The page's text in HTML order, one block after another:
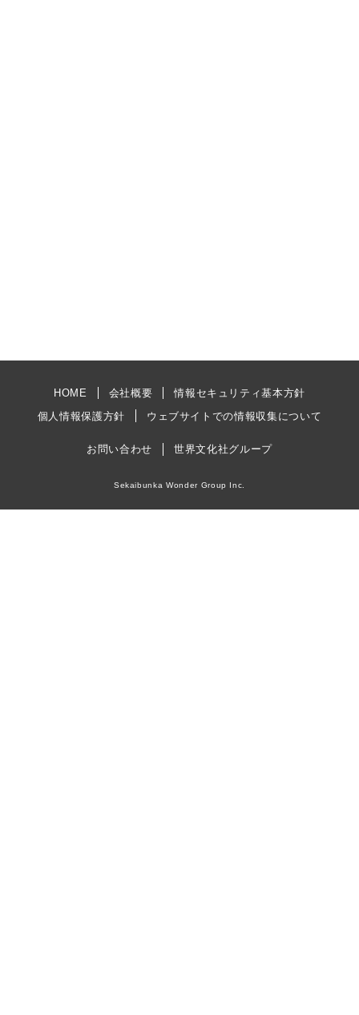
HOME 会社概要
情報セキュリティ基本方針
個人情報保護方針
ウェブサイトでの情報収集について
お問い合わせ 世界文化社グループ
Sekaibunka Wonder Group Inc.